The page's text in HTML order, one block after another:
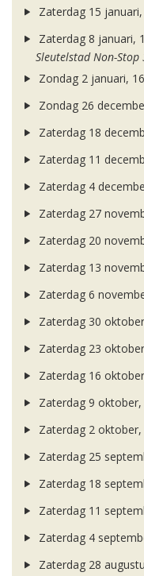
Zaterdag 15
Zaterdag 8 januari,
Sleutelstad Non-Stop
Zondag 2 januari,
Zondag 26
Zaterdag 18
Zaterdag 11
Zaterdag 4
Zaterdag 27
Zaterdag 20
Zaterdag 13
Zaterdag 6
Zaterdag 30
Zaterdag 23
Zaterdag 16
Zaterdag 9 oktober,
Zaterdag 2 oktober,
Zaterdag 25
Zaterdag 18
Zaterdag 11
Zaterdag 4
Zaterdag 28